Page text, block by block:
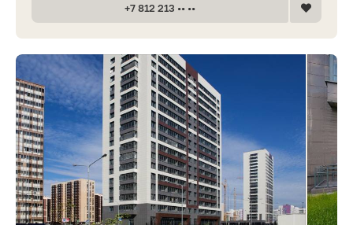
+7 812 213 •• ••